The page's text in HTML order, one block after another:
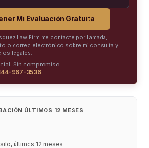
Mi Evaluación Gratuita
Law Firm me contacte por llamada,
o correo electrónico sobre mi consulta y
legales.
Sin compromiso.
967-3536
ÚLTIMOS 12 MESES
últimos 12 meses